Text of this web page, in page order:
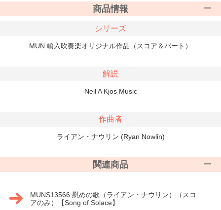
商品情報
シリーズ
MUN 輸入吹奏楽オリジナル作品（スコア＆パート）
解説
Neil A Kjos Music
作曲者
ライアン・ナウリン (Ryan Nowlin)
関連商品
MUNS13566 慰めの歌（ライアン・ナウリン）（スコ
アのみ）【Song of Solace】